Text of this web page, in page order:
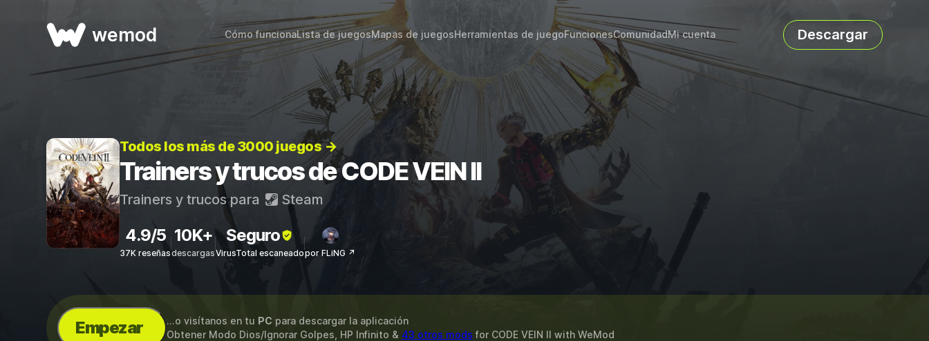
wemod Cómo funcionaLista de juegosMapas de juegosHerramientas de juegoFuncionesComunidadMi cuenta Descargar
Todos los más de 3000 juegos →
Trainers y trucos de CODE VEIN II
Trainers y trucos para Steam
4.9/5
37K reseñas
10K+
descargas
Seguro
VirusTotal escaneadopor FLiNG ↗
Empezar ...o visítanos en tu PC para descargar la aplicación
Obtener Modo Dios/Ignorar Golpes, HP Infinito & 43 otros mods for CODE VEIN II with WeMod